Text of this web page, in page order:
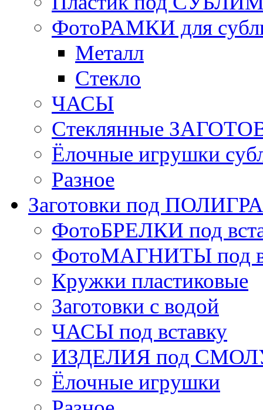
ФотоРАМКИ для
Металл
Стекло
ЧАСЫ
Стеклянные
Ёлочные игрушки
Разное
Заготовки под
ФотоБРЕЛКИ под
ФотоМАГНИТЫ под
Кружки пластиковые
Заготовки с водой
ЧАСЫ под вставку
ИЗДЕЛИЯ под
Ёлочные игрушки